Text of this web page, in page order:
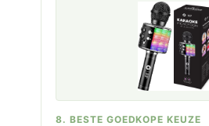
8. BESTE GOEDKOPE KEUZE